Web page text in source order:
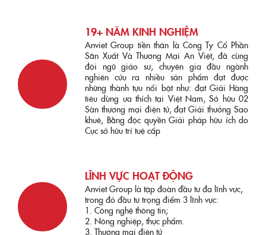
19+ NĂM KINH NGHIỆM
Anviet Group tiền thân là Công Ty Cổ Phần
Săn Xuất Và Thương Mại An Việt, đã cùng
đội ngũ giáo sư, chuyên gia đầu ngành
nghiên cứu ra nhiều sản phẩm đạt được
những thành tựu nổi bật như: đạt Giải Hàng
tiêu dùng ưa thích tại Việt Nam, Sở hữu 02
Sàn thương mại điện tử, đạt Giải thưởng Sao
khuê, Bằng độc quyền Giải pháp hữu ích do
Cục sở hữu trí tuệ cấp
LĨNH VỰC HOẠT ĐỘNG
Anviet Group là tập đoàn đầu tư đa lĩnh vực,
trong đó đầu tư trọng điểm 3 lĩnh vực:
1. Công nghệ thông tin;
2. Nông nghiệp, thực phẩm.
3. Thương mại điện tử